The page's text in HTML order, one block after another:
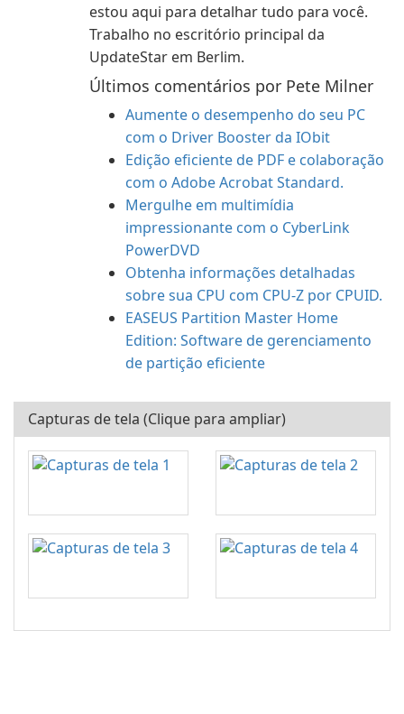
estou aqui para detalhar tudo para você.
Trabalho no escritório principal da
UpdateStar em Berlim.
Últimos comentários por Pete Milner
Aumente o desempenho do seu PC
com o Driver Booster da IObit
Edição eficiente de PDF e colaboração
com o Adobe Acrobat Standard.
Mergulhe em multimídia
impressionante com o CyberLink
PowerDVD
Obtenha informações detalhadas
sobre sua CPU com CPU-Z por CPUID.
EASEUS Partition Master Home
Edition: Software de gerenciamento
de partição eficiente
Capturas de tela (Clique para ampliar)